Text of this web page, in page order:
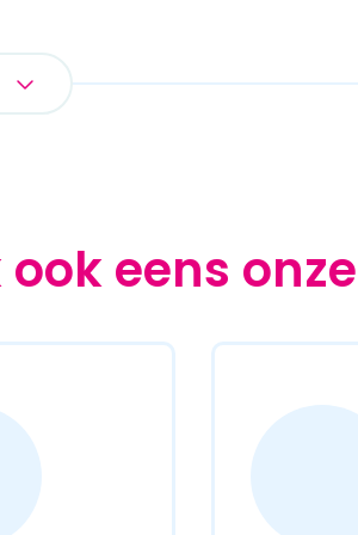
ook eens